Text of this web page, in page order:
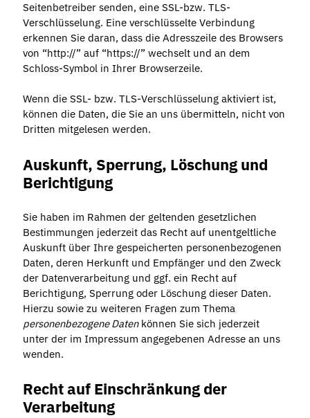
Seitenbetreiber senden, eine SSL-bzw. TLS-
Verschlüsselung. Eine verschlüsselte Verbindung
erkennen Sie daran, dass die Adresszeile des Browsers
von “http://” auf “https://” wechselt und an dem
Schloss-Symbol in Ihrer Browserzeile.
Wenn die SSL- bzw. TLS-Verschlüsselung aktiviert ist,
können die Daten, die Sie an uns übermitteln, nicht von
Dritten mitgelesen werden.
Auskunft, Sperrung, Löschung und
Berichtigung
Sie haben im Rahmen der geltenden gesetzlichen
Bestimmungen jederzeit das Recht auf unentgeltliche
Auskunft über Ihre gespeicherten personenbezogenen
Daten, deren Herkunft und Empfänger und den Zweck
der Datenverarbeitung und ggf. ein Recht auf
Berichtigung, Sperrung oder Löschung dieser Daten.
Hierzu sowie zu weiteren Fragen zum Thema
personenbezogene Datenkönnen Sie sich jederzeit
unter der im Impressum angegebenen Adresse an uns
wenden.
Recht auf Einschränkung der
Verarbeitung